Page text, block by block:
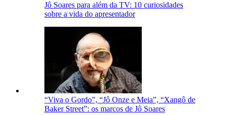
Jô Soares para além da TV: 10 curiosidades
sobre a vida do apresentador
“Viva o Gordo”, “Jô Onze e Meia”, “Xangô de
Baker Street”: os marcos de Jô Soares